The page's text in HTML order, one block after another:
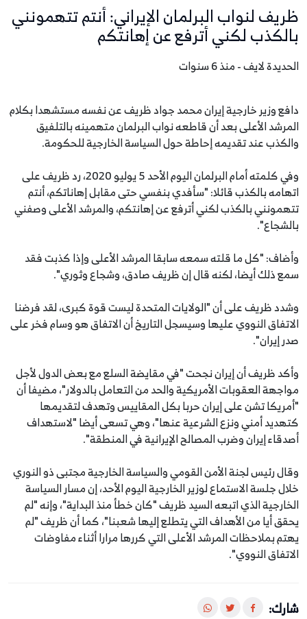
ظريف لنواب البرلمان الإيراني: أنتم تتهمونني
بالكذب لكني أترفع عن إهانتكم
الحديدة لايف - منذ 6 سنوات
دافع وزير خارجية إيران محمد جواد ظريف عن نفسه مستشهدا بكلام
المرشد الأعلى بعد أن قاطعه نواب البرلمان متهمينه بالتلفيق
والكذب عند تقديمه إحاطة حول السياسة الخارجية للحكومة.
وفي كلمته أمام البرلمان اليوم الأحد 5 يوليو 2020، رد ظريف على
اتهامه بالكذب قائلا: "سأفدي بنفسي حتى مقابل إهاناتكم، أنتم
تتهمونني بالكذب لكني أترفع عن إهانتكم، والمرشد الأعلى وصفني
بالشجاع".
وأضاف: "كل ما قلته سمعه سابقا المرشد الأعلى وإذا كذبت فقد
سمع ذلك أيضا، لكنه قال إن ظريف صادق، وشجاع وثوري".
وشدد ظريف على أن "الولايات المتحدة ليست قوة كبرى، لقد فرضنا
الاتفاق النووي عليها وسيسجل التاريخ أن الاتفاق هو وسام فخر على
صدر إيران".
وأكد ظريف أن إيران نجحت "في مقايضة السلع مع بعض الدول لأجل
مواجهة العقوبات الأمريكية والحد من التعامل بالدولار"، مضيفا أن
"أمريكا تشن على إيران حربا بكل المقاييس وتهدف لتقديمها
كتهديد أمني ونزع الشرعية عنها"، وهي تسعى أيضا "لاستهداف
أصدقاء إيران وضرب المصالح الإيرانية في المنطقة".
وقال رئيس لجنة الأمن القومي والسياسة الخارجية مجتبى ذو النوري
خلال جلسة الاستماع لوزير الخارجية اليوم الأحد، إن مسار السياسة
الخارجية الذي اتبعه السيد ظريف "كان خطأ منذ البداية"، وإنه "لم
يحقق أيا من الأهداف التي يتطلع إليها شعبنا"، كما أن ظريف "لم
يهتم بملاحظات المرشد الأعلى التي كررها مرارا أثناء مفاوضات
الاتفاق النووي".
شارك: